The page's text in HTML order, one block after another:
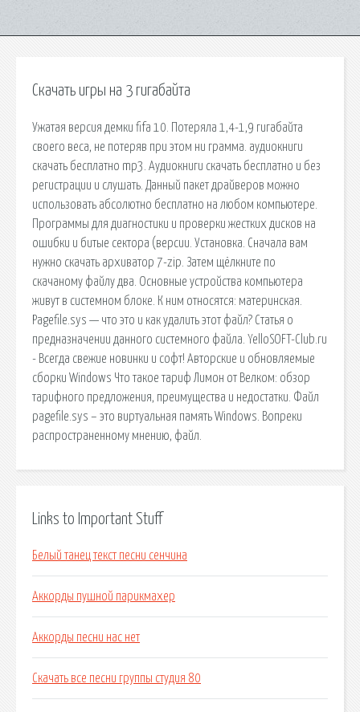
Скачать игры на 3 гигабайта
Ужатая версия демки fifa 10. Потеряла 1,4-1,9 гигабайта
своего веса, не потеряв при этом ни грамма. аудиокниги
скачать бесплатно mp3. Аудиокниги скачать бесплатно и без
регистрации и слушать. Данный пакет драйверов можно
использовать абсолютно бесплатно на любом компьютере.
Программы для диагностики и проверки жестких дисков на
ошибки и битые сектора (версии. Установка. Сначала вам
нужно скачать архиватор 7-zip. Затем щёлкните по
скачаному файлу два. Основные устройства компьютера
живут в системном блоке. К ним относятся: материнская.
Pagefile.sys — что это и как удалить этот файл? Статья о
предназначении данного системного файла. YelloSOFT-Club.ru
- Всегда свежие новинки и софт! Авторские и обновляемые
сборки Windows Что такое тариф Лимон от Велком: обзор
тарифного предложения, преимущества и недостатки. Файл
pagefile.sys – это виртуальная память Windows. Вопреки
распространенному мнению, файл.
Links to Important Stuff
Белый танец текст песни сенчина
Аккорды пушной парикмахер
Аккорды песни нас нет
Скачать все песни группы студия 80